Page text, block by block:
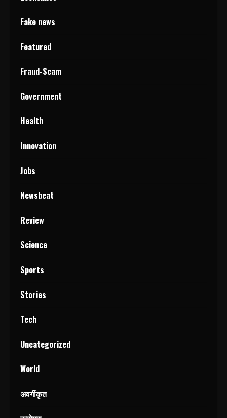
Fake news
Featured
Fraud-Scam
Government
Health
Innovation
Jobs
Newsbeat
Review
Science
Sports
Stories
Tech
Uncategorized
World
अवर्गीकृत